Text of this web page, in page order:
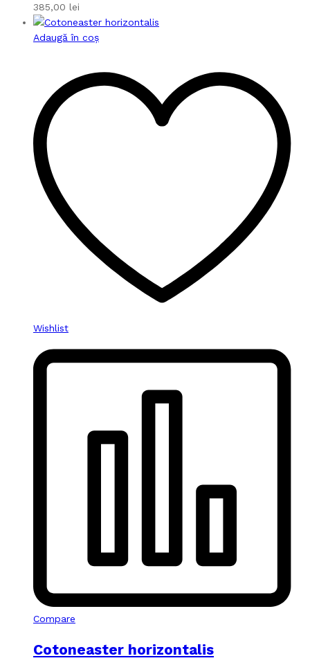
385,00 lei
Adaugă în coș
Wishlist
Compare
Cotoneaster horizontalis